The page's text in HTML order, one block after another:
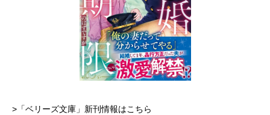
>「ベリーズ文庫」新刊情報はこちら